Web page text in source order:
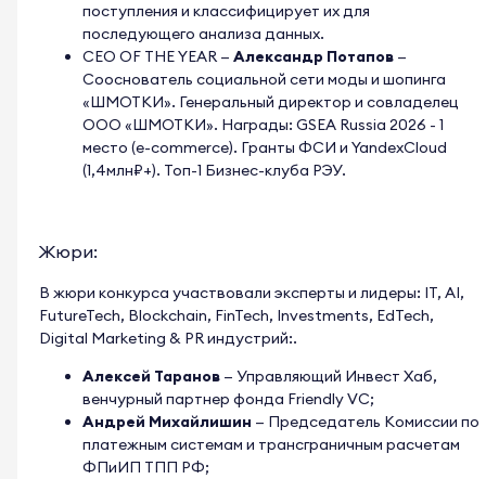
поступления и классифицирует их для
последующего анализа данных.
CEO OF THE YEAR — Александр Потапов —
Сооснователь социальной сети моды и шопинга
«ШМОТКИ». Генеральный директор и совладелец
ООО «ШМОТКИ». Награды: GSEA Russia 2026 - 1
место (e-commerce). Гранты ФСИ и YandexCloud
(1,4млн₽+). Топ-1 Бизнес-клуба РЭУ.
Жюри:
В жюри конкурса участвовали эксперты и лидеры: IT, AI,
FutureTech, Blockchain, FinTech, Investments, EdTech,
Digital Marketing & PR индустрий:.
Алексей Таранов — Управляющий Инвест Хаб,
венчурный партнер фонда Friendly VC;
Андрей Михайлишин — Председатель Комиссии по
платежным системам и трансграничным расчетам
ФПиИП ТПП РФ;